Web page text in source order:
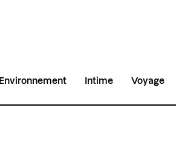
Environnement Intime Voyage